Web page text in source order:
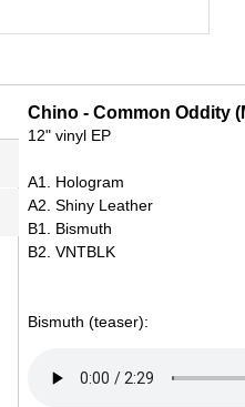
Chino - Common Oddity
12" vinyl EP
A1. Hologram
A2. Shiny Leather
B1. Bismuth
B2. VNTBLK
Bismuth (teaser):